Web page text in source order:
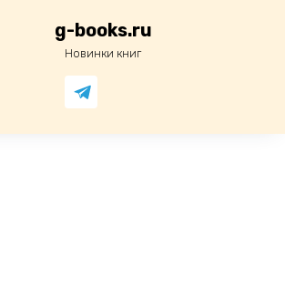
g-books.ru
Новинки книг